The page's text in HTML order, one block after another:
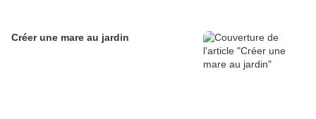
Créer une mare au jardin